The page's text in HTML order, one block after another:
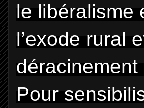
le libéralisme
l’exode rural
Pour